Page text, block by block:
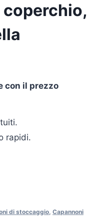
con il prezzo
rapidi.
di stoccaggio, Capannoni